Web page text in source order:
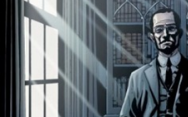
26 janvier 2018